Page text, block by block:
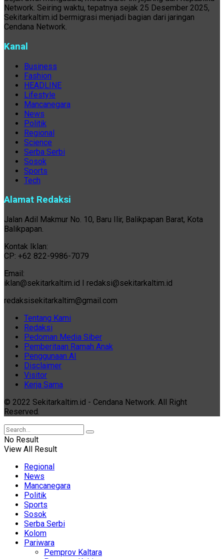
Network. Seiring waktu, tepatnya sejak 25 Desember 2025,
Sekitarkaltim.id bermigrasi menjadi bagian dari jaringan
Cendana Network.
Kanal
Business
Fashion
HEADLINE
Lifestyle
Mancanegara
News
Politik
Regional
Science
Serba Serbi
Sosok
Sports
Tech
Alamat Redaksi
Jalan Adil Makmur No. 10, Baru Ilir, Balikpapan Barat, Kota
Balikpapan.
Kontak Iklan:
CP: +62 822-9986-7079
Email:
iklan@sekitarkaltim.id I redaksi@sekitarkaltim.id
redaksisekitarkaltim@gmail.com
Tentang Kami
Redaksi
Pedoman Media Siber
Pemberitaan Ramah Anak
Penggunaan AI
Disclaimer
Visitor
Kerja Sama
© 2022 Sekitarkaltim.id - Cendana Network. All Right
Reserved.
No Result
View All Result
Regional
News
Mancanegara
Politik
Sports
Sosok
Serba Serbi
Kolom
Pariwara
Pemprov Kaltara